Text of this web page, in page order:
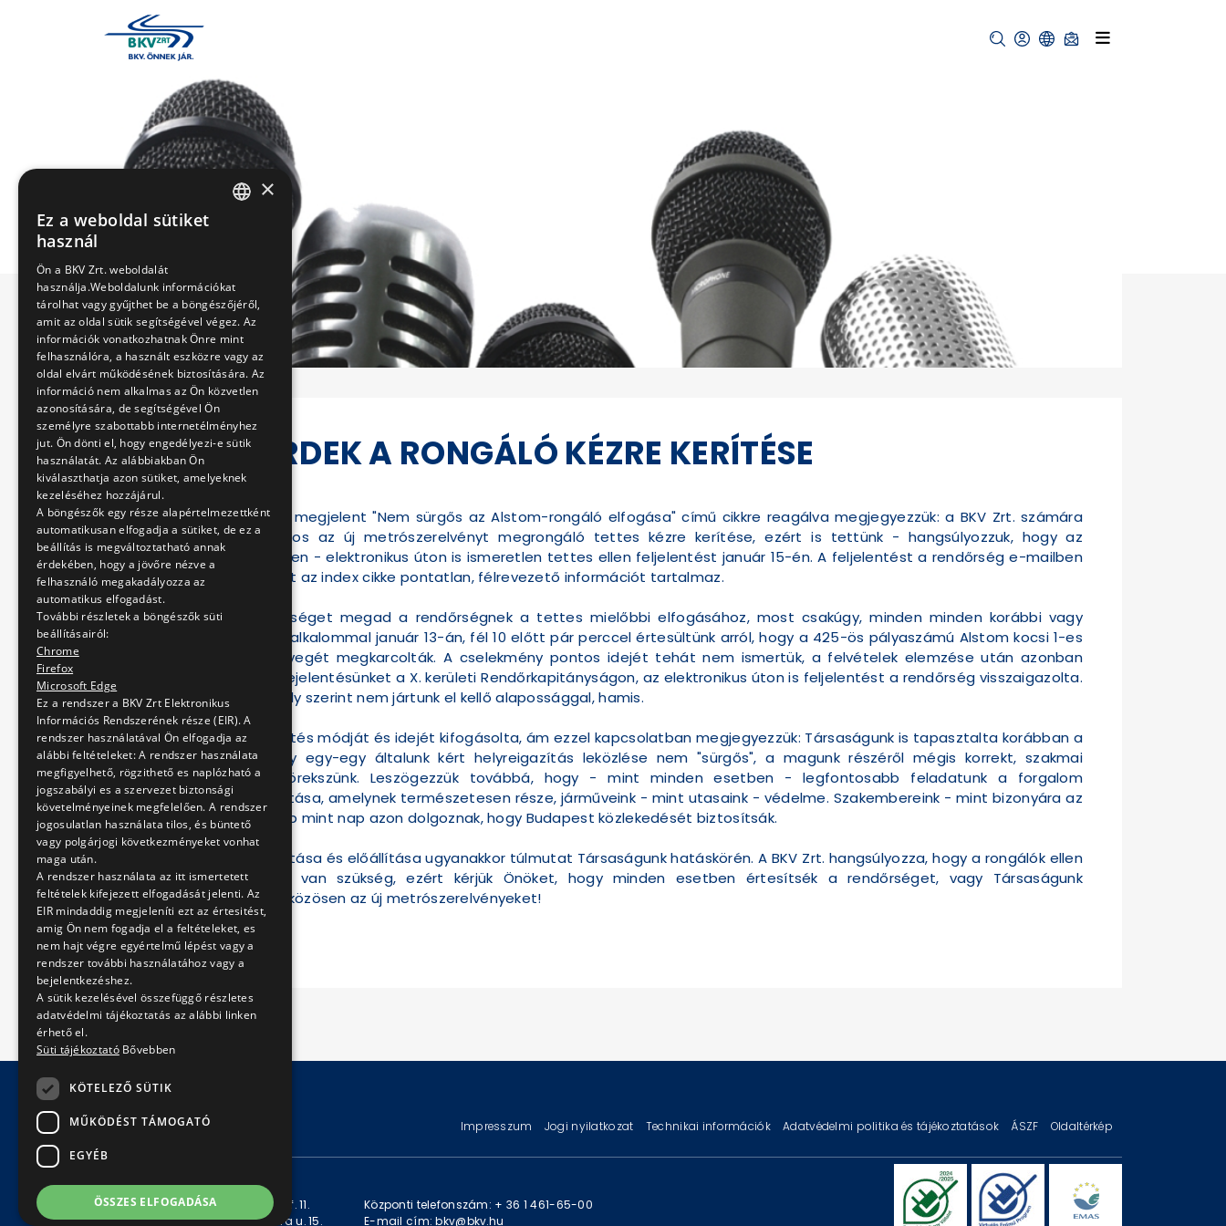
KÖZÖS ÉRDEK A RONGÁLÓ KÉZRE KERÍTÉSE
2013-01-19 19:20:48
Az index.hu portálon megjelent "Nem sürgős az Alstom-rongáló elfogása" című cikkre reagálva megjegyezzük: a BKV Zrt. számára
természetesen fontos az új metrószerelvényt megrongáló tettes kézre kerítése, ezért is tettünk - hangsúlyozzuk, hogy az
állításokkal ellentétben - elektronikus úton is ismeretlen tettes ellen feljelentést január 15-én. A feljelentést a rendőrség e-mailben
igazolta vissza. Tehát az index cikke pontatlan, félrevezető információt tartalmaz.
A BKV minden segítséget megad a rendőrségnek a tettes mielőbbi elfogásához, most csakúgy, minden minden korábbi vagy
hasonló esetben. Ez alkalommal január 13-án, fél 10 előtt pár perccel értesültünk arról, hogy a 425-ös pályaszámú Alstom kocsi 1-es
és 2-es ajtajának üvegét megkarcolták. A cselekmény pontos idejét tehát nem ismertük, a felvételek elemzése után azonban
rögtön megtettük bejelentésünket a X. kerületi Rendőrkapitányságon, az elektronikus úton is feljelentést a rendőrség visszaigazolta.
Az állítás tehát, amely szerint nem jártunk el kellő alapossággal, hamis.
Az index.hu a feljelentés módját és idejét kifogásolta, ám ezzel kapcsolatban megjegyezzük: Társaságunk is tapasztalta korábban a
portál részéről, hogy egy-egy általunk kért helyreigazítás leközlése nem "sürgős", a magunk részéről mégis korrekt, szakmai
együttműködésre törekszünk. Leszögezzük továbbá, hogy - mint minden esetben - legfontosabb feladatunk a forgalom
biztonságos fenntartása, amelynek természetesen része, járműveink - mint utasaink - védelme. Szakembereink - mint bizonyára az
index.hu is tudja - nap mint nap azon dolgoznak, hogy Budapest közlekedését biztosítsák.
A rongáló beazonosítása és előállítása ugyanakkor túlmutat Társaságunk hatáskörén. A BKV Zrt. hangsúlyozza, hogy a rongálók ellen
közös összefogásra van szükség, ezért kérjük Önöket, hogy minden esetben értesítsék a rendőrséget, vagy Társaságunk
szakembereit. Óvjuk közösen az új metrószerelvényeket!
BKV Zrt.
© Copyright 2026 BKV Zrt. Impresszum Jogi nyilatkozat Technikai információk Adatvédelmi politika és tájékoztatások ÁSZF Oldaltérkép
Levelezési cím: 1980 Budapest, Pf. 11.
Székhely: 1980 Budapest, Akácfa u. 15.
Központi telefonszám: + 36 1 461-65-00
E-mail cím: bkv@bkv.hu
×
Ez a weboldal sütiket
használ
Ön a BKV Zrt. weboldalát
használja.Weboldalunk információkat
tárolhat vagy gyűjthet be a böngészőjéről,
amit az oldal sütik segítségével végez. Az
információk vonatkozhatnak Önre mint
felhasználóra, a használt eszközre vagy az
oldal elvárt működésének biztosítására. Az
információ nem alkalmas az Ön közvetlen
azonosítására, de segítségével Ön
személyre szabottabb internetélményhez
jut. Ön dönti el, hogy engedélyezi-e sütik
használatát. Az alábbiakban Ön
kiválaszthatja azon sütiket, amelyeknek
kezeléséhez hozzájárul.
A böngészők egy része alapértelmezettként
automatikusan elfogadja a sütiket, de ez a
beállítás is megváltoztatható annak
érdekében, hogy a jövőre nézve a
felhasználó megakadályozza az
automatikus elfogadást.
További részletek a böngészők süti
beállításairól:
Chrome
Firefox
Microsoft Edge
Ez a rendszer a BKV Zrt Elektronikus
Információs Rendszerének része (EIR). A
rendszer használatával Ön elfogadja az
alábbi feltételeket: A rendszer használata
megfigyelhető, rögzithető es naplózható a
jogszabályi es a szervezet biztonsági
követelményeinek megfelelően. A rendszer
jogosulatlan használata tilos, és büntető
vagy polgárjogi következményeket vonhat
maga után.
A rendszer használata az itt ismertetett
feltételek kifejezett elfogadását jelenti. Az
EIR mindaddig megjeleníti ezt az értesitést,
amig Ön nem fogadja el a feltételeket, es
nem hajt végre egyértelmű lépést vagy a
rendszer további használatához vagy a
bejelentkezéshez.
A sütik kezelésével összefüggő részletes
adatvédelmi tájékoztatás az alábbi linken
érhető el.
Süti tájékoztató Bővebben
KÖTELEZŐ SÜTIK
MŰKÖDÉST TÁMOGATÓ
EGYÉB
ÖSSZES ELFOGADÁSA